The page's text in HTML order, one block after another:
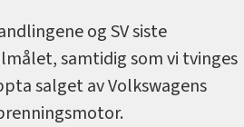
og SV siste
samtidig som vi tvinges
salget av Volkswagens